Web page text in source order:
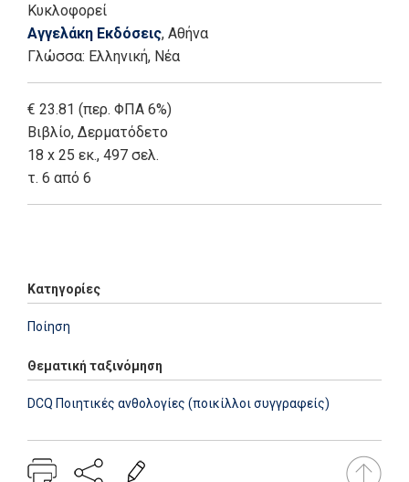
Κυκλοφορεί
Αγγελάκη Εκδόσεις, Αθήνα
Γλώσσα: Ελληνική, Νέα
€ 23.81 (περ. ΦΠΑ 6%)
Βιβλίο, Δερματόδετο
18 x 25 εκ., 497 σελ.
τ. 6 από 6
Κατηγορίες
Ποίηση
Θεματική ταξινόμηση
DCQ Ποιητικές ανθολογίες (ποικίλλοι συγγραφείς)